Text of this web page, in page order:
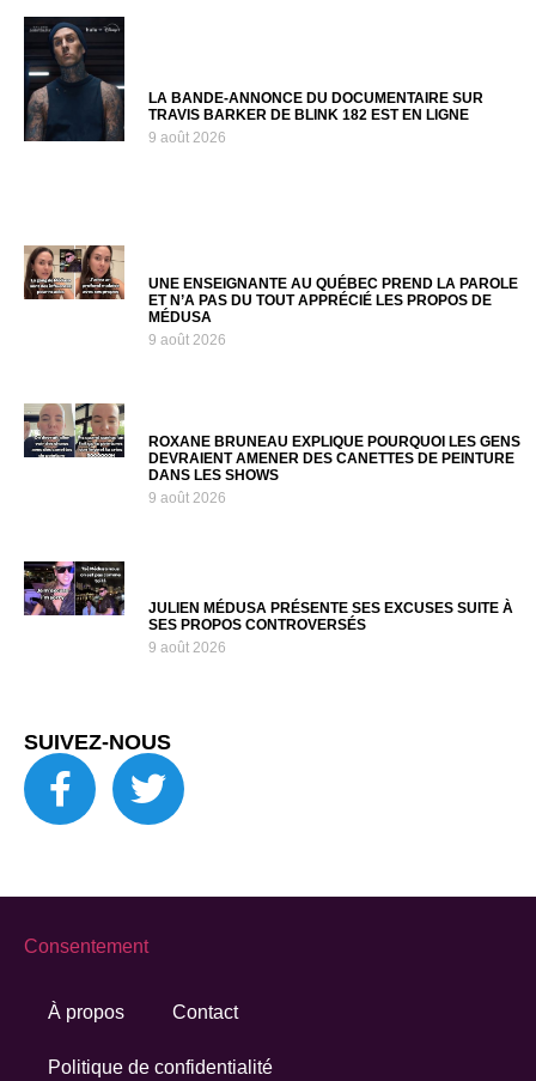
LA BANDE-ANNONCE DU DOCUMENTAIRE SUR
TRAVIS BARKER DE BLINK 182 EST EN LIGNE
9 août 2026
UNE ENSEIGNANTE AU QUÉBEC PREND LA PAROLE
ET N’A PAS DU TOUT APPRÉCIÉ LES PROPOS DE
MÉDUSA
9 août 2026
ROXANE BRUNEAU EXPLIQUE POURQUOI LES GENS
DEVRAIENT AMENER DES CANETTES DE PEINTURE
DANS LES SHOWS
9 août 2026
JULIEN MÉDUSA PRÉSENTE SES EXCUSES SUITE À
SES PROPOS CONTROVERSÉS
9 août 2026
SUIVEZ-NOUS
À propos Contact
Politique de confidentialité
Consentement